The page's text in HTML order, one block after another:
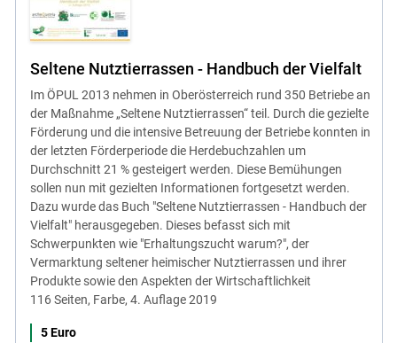
Seltene Nutztierrassen - Handbuch der Vielfalt
Im ÖPUL 2013 nehmen in Oberösterreich rund 350 Betriebe an
der Maßnahme „Seltene Nutztierrassen“ teil. Durch die gezielte
Förderung und die intensive Betreuung der Betriebe konnten in
der letzten Förderperiode die Herdebuchzahlen um
Durchschnitt 21 % gesteigert werden. Diese Bemühungen
sollen nun mit gezielten Informationen fortgesetzt werden.
Dazu wurde das Buch "Seltene Nutztierrassen - Handbuch der
Vielfalt" herausgegeben. Dieses befasst sich mit
Schwerpunkten wie "Erhaltungszucht warum?", der
Vermarktung seltener heimischer Nutztierrassen und ihrer
Produkte sowie den Aspekten der Wirtschaftlichkeit
116 Seiten, Farbe, 4. Auflage 2019
5 Euro